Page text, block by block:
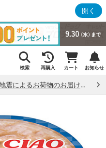
開く
検索 再購入 カート お知らせ
熊本県熊本地方で発生した地震によるお荷物のお届け状況について （7/28）